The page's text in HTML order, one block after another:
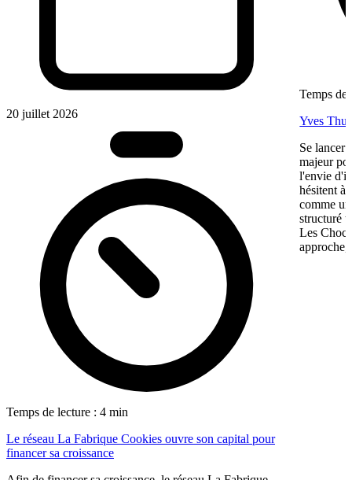
20 juillet 2026
Temps de lecture : 4 min
Le réseau La Fabrique Cookies ouvre son capital pour
financer sa croissance
Temps de
Yves
Se lancer
majeur
l'envie
hésitent à
comme
structuré
Les
approche,